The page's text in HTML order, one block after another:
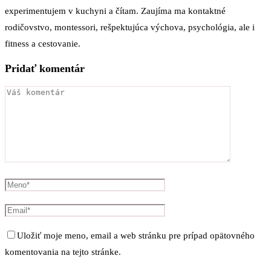
experimentujem v kuchyni a čítam. Zaujíma ma kontaktné
rodičovstvo, montessori, rešpektujúca výchova, psychológia, ale i
fitness a cestovanie.
Pridať komentár
Uložiť moje meno, email a web stránku pre prípad opätovného
komentovania na tejto stránke.